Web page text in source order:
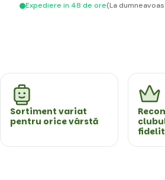
Expediere in 48 de ore(La
Sortiment variat
pentru orice vârstă